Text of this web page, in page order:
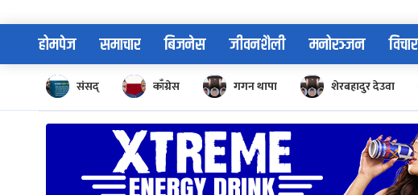
होमपेज समाचार बिजनेस जीवनशैली मनोरञ्जन विचार
संसद् काँग्रेस गगन थापा शेरबहादुर देउवा